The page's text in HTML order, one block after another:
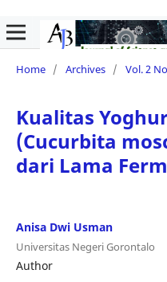
Home / Archives / Vol. 2
Kualitas
(Cucurbita
dari Lama
Anisa Dwi Usman
Universitas Negeri Gorontalo
Author